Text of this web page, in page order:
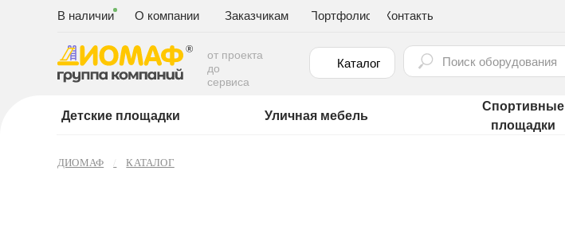
О компании
В наличии Заказчикам Портфолио Контакты
от проекта
до
сервиса
Каталог
Детские площадки Уличная мебель
Спортивные
площадки
ДИОМАФ КАТАЛОГ